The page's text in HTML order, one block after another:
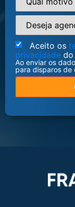
Aceito os
privacidade do
Ao enviar os
para disparos de